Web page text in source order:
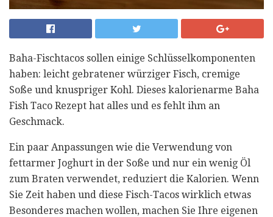
Baha-Fischtacos sollen einige Schlüsselkomponenten
haben: leicht gebratener würziger Fisch, cremige
Soße und knuspriger Kohl. Dieses kalorienarme Baha
Fish Taco Rezept hat alles und es fehlt ihm an
Geschmack.
Ein paar Anpassungen wie die Verwendung von
fettarmer Joghurt in der Soße und nur ein wenig Öl
zum Braten verwendet, reduziert die Kalorien. Wenn
Sie Zeit haben und diese Fisch-Tacos wirklich etwas
Besonderes machen wollen, machen Sie Ihre eigenen